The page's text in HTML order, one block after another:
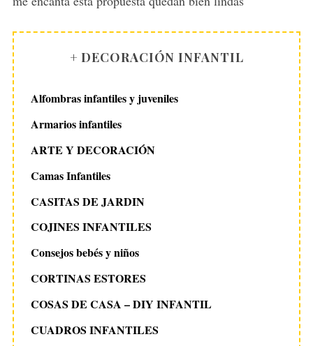
+ DECORACIÓN INFANTIL
Alfombras infantiles y juveniles
Armarios infantiles
ARTE Y DECORACIÓN
Camas Infantiles
CASITAS DE JARDIN
COJINES INFANTILES
Consejos bebés y niños
CORTINAS ESTORES
COSAS DE CASA – DIY INFANTIL
CUADROS INFANTILES